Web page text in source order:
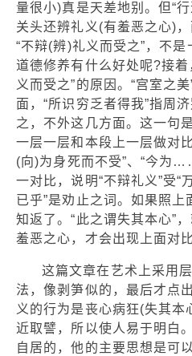
量很小)真是天差地别。但“
关头还辨礼义(有羞恶之心)
“不辩(辨)礼义而受之”，不
道德修养有什么好处呢?接
义而受之”的原因。“宫室之
面，“所识穷乏者得我”指周
之，不外这几方面。这一句
一层一层和本段上一层做对
(向)为身死而不受”、“今为
一对比，说明“不辩礼义”受“
已乎”是劝止之词。如果照
知返了。“此之谓失其本心”
羞恶之心，才会出现上面对
这篇文章在艺术上采用
法，像剥笋似的，最后才点
义的行为是丧心病狂(失其本
近取譬，所以使人易于明白
自居的，他的主要思想是可